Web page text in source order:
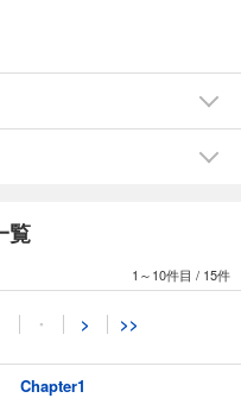
覧
1～10件目 / 15件
・ > >>
Chapter1